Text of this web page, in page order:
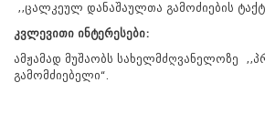
,,ცალკეულ დანაშაულთა გამოძიების
კვლევითი ინტერესები:
ამჟამად მუშაობს სახელმძღვანელოზე
გამომძიებელი“.